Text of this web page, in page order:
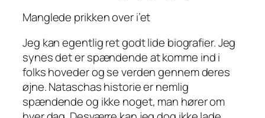
Manglede prikken over i’et
Jeg kan egentlig ret godt lide biografier. Jeg
synes det er spændende at komme ind i
folks hoveder og se verden gennem deres
øjne. Nataschas historie er nemlig
spændende og ikke noget, man hører om